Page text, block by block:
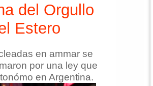
del Orgullo
Estero
en ammar se
por una ley que
en Argentina.